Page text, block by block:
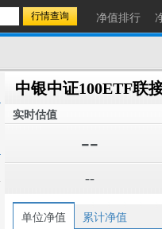
净值排行
中银中证100ETF联
实时估值
--
--
单位净值 累计净值